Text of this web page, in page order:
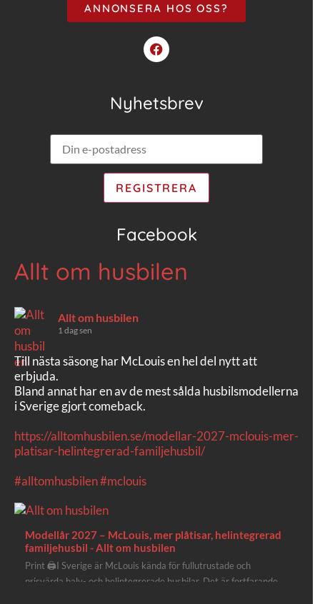
ANNONSERA HOS OSS?
Nyhetsbrev
Facebook
Allt om husbilen
Allt om husbilen
1 dag sen
Till nästa säsong har McLouis en hel del nytt att
erbjuda.
Bland annat har en av de mest sålda husbilsmodellerna
i Sverige gjort comeback.
https://alltomhusbilen.se/modellar-2027-mclouis-mer-
platisar-helintegrerad-familjehusbil/
#alltomhusbilen#mclouis
Modellår 2027 – McLouis, mer plåtisar, helintegrerad
familjehusbil - Allt om husbilen
Print 🖨I Sverige är McLouis kända för fullutrustade och
prisvärda halv- och helintegrerade husbilar. Det är fortfarande